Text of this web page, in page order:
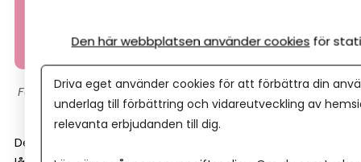
Montage/Canva
Det handlar alltså inte bara om månadsavgiften. Alright,
Den här webbplatsen använder cookies för
Driva eget använder cookies för att förbättra din
underlag till förbättring och vidareutveckling av
relevanta erbjudanden till dig.